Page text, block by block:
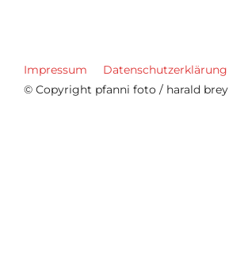
Impressum
Datenschutzerklärung
© Copyright pfanni foto / harald brey